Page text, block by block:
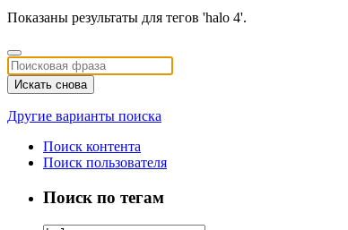
Показаны результаты для тегов 'halo 4'.
Искать снова
Другие варианты поиска
Поиск контента
Поиск пользователя
Поиск по тегам